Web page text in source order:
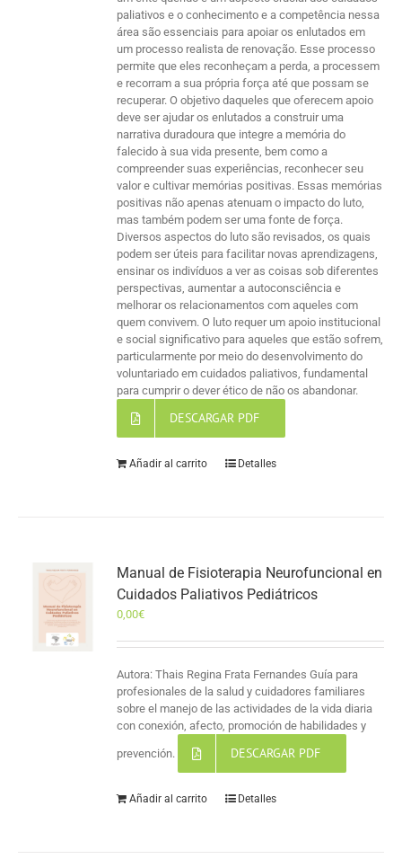
paliativos e o conhecimento e a competência nessa
área são essenciais para apoiar os enlutados em
um processo realista de renovação. Esse processo
permite que eles reconheçam a perda, a processem
e recorram a sua própria força até que possam se
recuperar. O objetivo daqueles que oferecem apoio
deve ser ajudar os enlutados a construir uma
narrativa duradoura que integre a memória do
falecido à sua vida presente, bem como a
compreender suas experiências, reconhecer seu
valor e cultivar memórias positivas. Essas memórias
positivas não apenas atenuam o impacto do luto,
mas também podem ser uma fonte de força.
Diversos aspectos do luto são revisados, os quais
podem ser úteis para facilitar novas aprendizagens,
ensinar os indivíduos a ver as coisas sob diferentes
perspectivas, aumentar a autoconsciência e
melhorar os relacionamentos com aqueles com
quem convivem. O luto requer um apoio institucional
e social significativo para aqueles que estão sofrem,
particularmente por meio do desenvolvimento do
voluntariado em cuidados paliativos, fundamental
para cumprir o dever ético de não os abandonar.
DESCARGAR PDF
Añadir al carrito Detalles
Manual de Fisioterapia Neurofuncional en
Cuidados Paliativos Pediátricos
0,00€
Autora: Thais Regina Frata Fernandes Guía para
profesionales de la salud y cuidadores familiares
sobre el manejo de las actividades de la vida diaria
con conexión, afecto, promoción de habilidades y
prevención. DESCARGAR PDF
Añadir al carrito Detalles